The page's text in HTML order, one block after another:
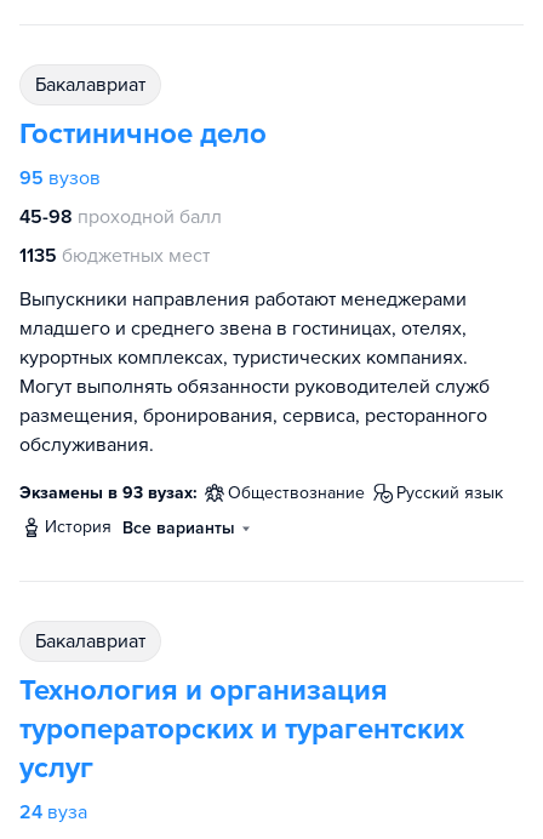
бакалавриат
Гостиничное дело
95 вузов
45-98 проходной балл
1135 бюджетных мест
Выпускники направления работают менеджерами
младшего и среднего звена в гостиницах, отелях,
курортных комплексах, туристических компаниях.
Могут выполнять обязанности руководителей служб
размещения, бронирования, сервиса, ресторанного
обслуживания.
Экзамены в 93 вузах: обществознание
русский язык
история
Все варианты
бакалавриат
Технология и организация
туроператорских и турагентских
услуг
24 вуза